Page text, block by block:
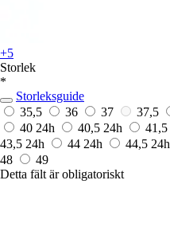
+5
Storlek
*
Storleksguide
35,5
36 37 37,5
40 24h 40,5 24h 41,5
43,5 24h 44 24h 44,5 24h
48
49
Detta fält är obligatoriskt